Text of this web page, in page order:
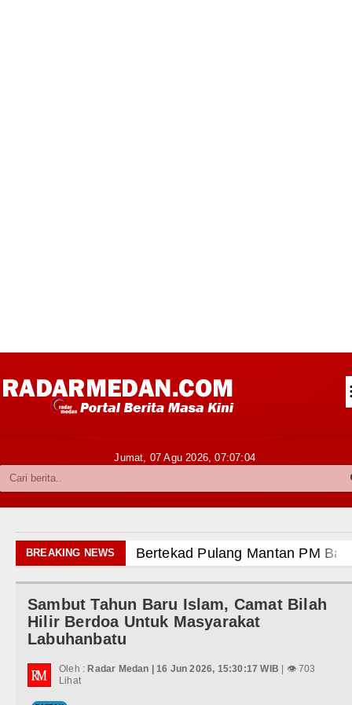
Kabupaten Karo
Politik
Hiburan
Olahraga
Jumat, 07 Agu 2026,07:07:05
BREAKING NEWS
Bertekad Pulang Mantan PM Bangladesh Sheikh
PSG vs Manchester United Laga Persahabatan di
Juventus vs Inter Milan Persahabatan di Optus
Bupati Taput Sambut Kunjungan Kapolda Sumut
Sambut Tahun Baru Islam, Camat Bilah
Hilir Berdoa Untuk Masyarakat
Labuhanbatu
Oleh : Radar Medan | 16 Jun 2026, 15:30:17 WIB | 👁 703
Lihat